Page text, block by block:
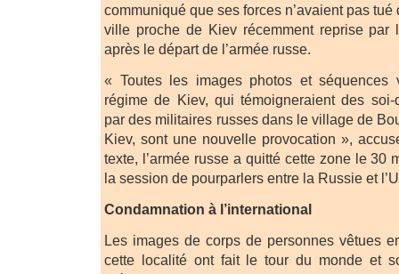
communiqué que ses forces n’avaient pas
ville proche de Kiev récemment reprise par
après le départ de l’armée russe.
« Toutes les images photos et séquences
régime de Kiev, qui témoigneraient des soi-
par des militaires russes dans le village de
Kiev, sont une nouvelle provocation »,
texte, l’armée russe a quitté cette zone le 30
la session de pourparlers entre la Russie et
Condamnation à l’international
Les images de corps de personnes vêtues
cette localité ont fait le tour du monde et